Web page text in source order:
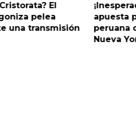
Daddy Yankee
por la gastronomía
con una anticuchería en